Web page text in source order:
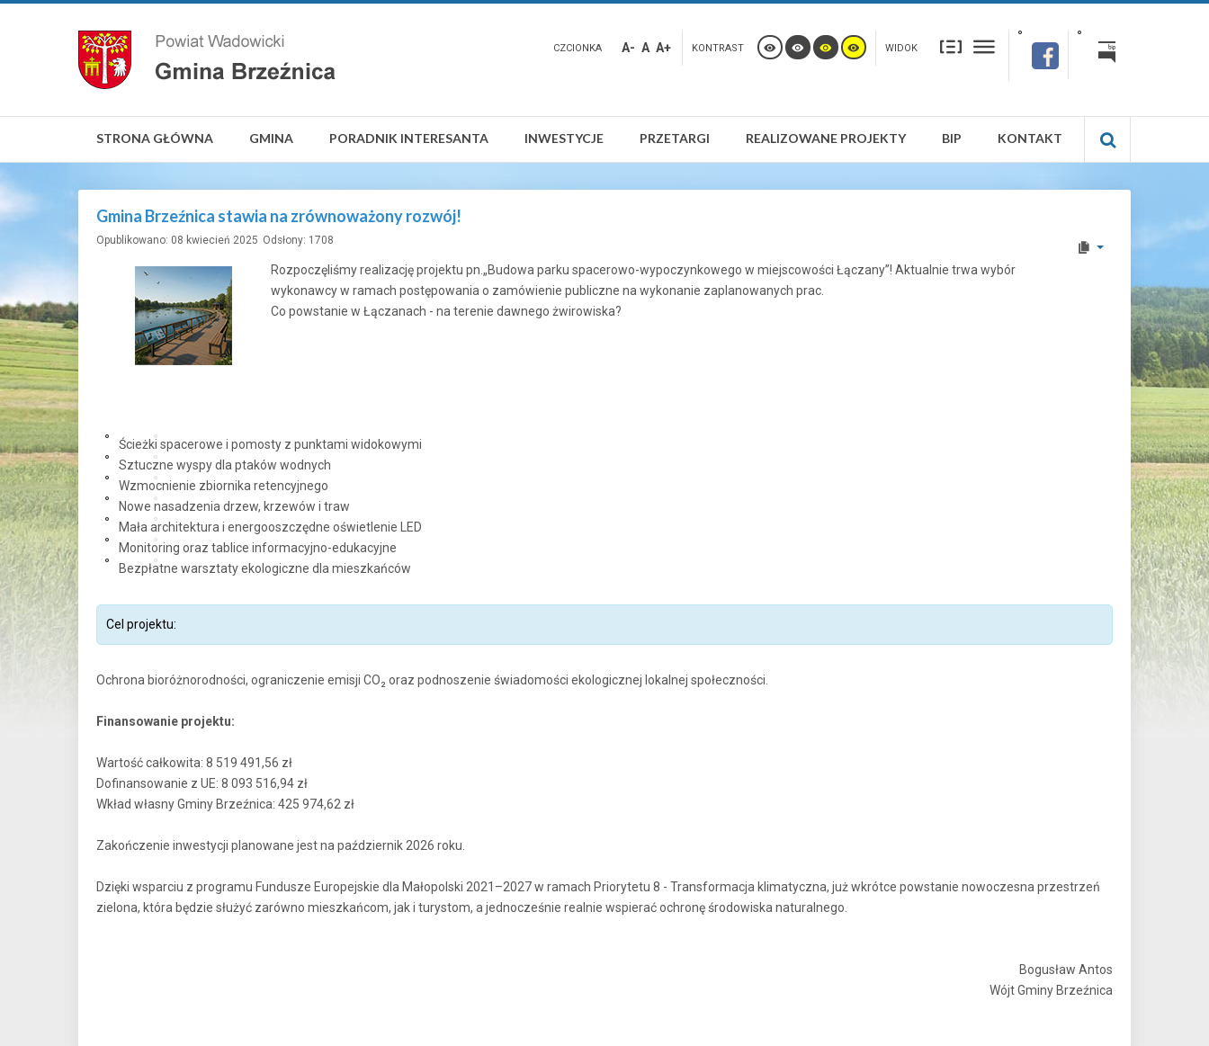
CZCIONKA A- A A+ KONTRAST WIDOK
STRONA GŁÓWNA GMINA PORADNIK INTERESANTA INWESTYCJE PRZETARGI REALIZOWANE PROJEKTY BIP KONTAKT
Gmina Brzeźnica stawia na zrównoważony rozwój!
Opublikowano: 08 kwiecień 2025 Odsłony: 1708
Rozpoczęliśmy realizację projektu pn.„Budowa parku spacerowo-wypoczynkowego w miejscowości Łączany”! Aktualnie trwa wybór
wykonawcy w ramach postępowania o zamówienie publiczne na wykonanie zaplanowanych prac.
Co powstanie w Łączanach - na terenie dawnego żwirowiska?
Ścieżki spacerowe i pomosty z punktami widokowymi
Sztuczne wyspy dla ptaków wodnych
Wzmocnienie zbiornika retencyjnego
Nowe nasadzenia drzew, krzewów i traw
Mała architektura i energooszczędne oświetlenie LED
Monitoring oraz tablice informacyjno-edukacyjne
Bezpłatne warsztaty ekologiczne dla mieszkańców
Cel projektu:
Ochrona bioróżnorodności, ograniczenie emisji CO₂ oraz podnoszenie świadomości ekologicznej lokalnej społeczności.
Finansowanie projektu:
Wartość całkowita: 8 519 491,56 zł
Dofinansowanie z UE: 8 093 516,94 zł
Wkład własny Gminy Brzeźnica: 425 974,62 zł
Zakończenie inwestycji planowane jest na październik 2026 roku.
Dzięki wsparciu z programu Fundusze Europejskie dla Małopolski 2021–2027 w ramach Priorytetu 8 - Transformacja klimatyczna, już wkrótce powstanie nowoczesna przestrzeń
zielona, która będzie służyć zarówno mieszkańcom, jak i turystom, a jednocześnie realnie wspierać ochronę środowiska naturalnego.
Bogusław Antos
Wójt Gminy Brzeźnica